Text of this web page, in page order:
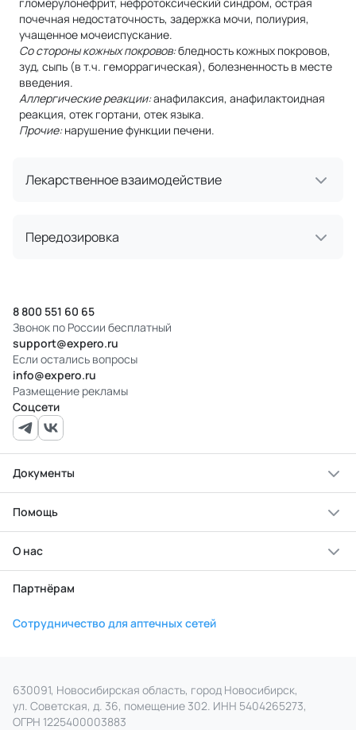
почечная недостаточность, задержка мочи, полиурия,
учащенное мочеиспускание.
Со стороны кожных покровов:бледность кожных покровов,
зуд, сыпь (в т.ч. геморрагическая), болезненность в месте
введения.
Аллергические реакции:анафилаксия, анафилактоидная
реакция, отек гортани, отек языка.
Прочие:нарушение функции печени.
Лекарственное взаимодействие
Передозировка
8 800 551 60 65
Звонок по России бесплатный
support@expero.ru
Если остались вопросы
info@expero.ru
Размещение рекламы
Соцсети
Документы
Помощь
О нас
Партнёрам
Сотрудничество для аптечных сетей
630091, Новосибирская область, город Новосибирск,
ул. Советская, д. 36, помещение 302. ИНН 5404265273,
ОГРН 1225400003883